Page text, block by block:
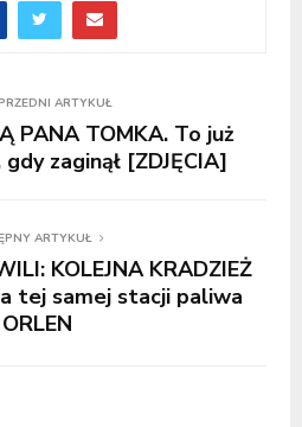
ARTYKUŁ
PANA TOMKA. To już
zaginął [ZDJĘCIA]
ARTYKUŁ
KOLEJNA KRADZIEŻ
tej samej stacji paliwa
ORLEN